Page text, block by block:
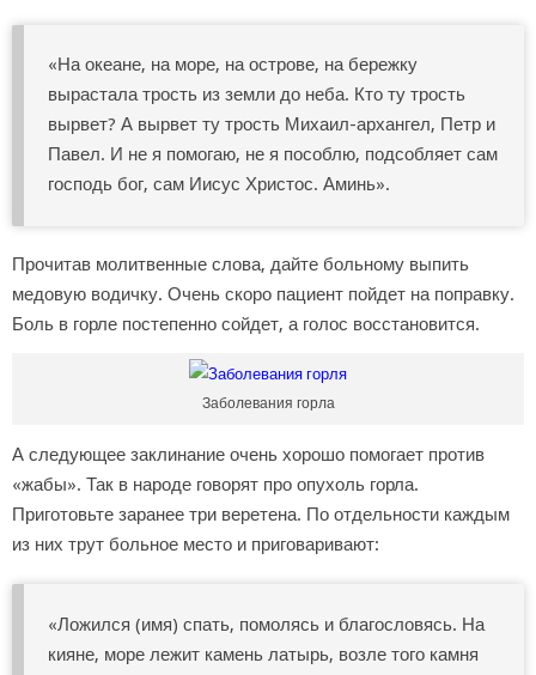
«На океане, на море, на острове, на бережку
вырастала трость из земли до неба. Кто ту трость
вырвет? А вырвет ту трость Михаил-архангел, Петр и
Павел. И не я помогаю, не я пособлю, подсобляет сам
господь бог, сам Иисус Христос. Аминь».
Прочитав молитвенные слова, дайте больному выпить
медовую водичку. Очень скоро пациент пойдет на поправку.
Боль в горле постепенно сойдет, а голос восстановится.
Заболевания горла
А следующее заклинание очень хорошо помогает против
«жабы». Так в народе говорят про опухоль горла.
Приготовьте заранее три веретена. По отдельности каждым
из них трут больное место и приговаривают:
«Ложился (имя) спать, помолясь и благословясь. На
кияне, море лежит камень латырь, возле того камня